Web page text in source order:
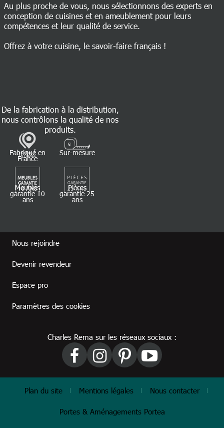
Au plus proche de vous, nous sélectionnons des experts en
conception de cuisines et en ameublement pour leurs
compétences et leur qualité de service.
Offrez à votre cuisine, le savoir-faire français !
De la fabrication à la distribution,
nous contrôlons la qualité de nos
produits.
Fabriqué en
France
Sur-mesure
Meubles
garantie 10
ans
Pièces
garantie 25
ans
Nous rejoindre
Devenir revendeur
Espace pro
Paramètres des cookies
Charles Rema sur les réseaux sociaux :
Plan du site Mentions légales Nous contacter
Portes & Aménagements Portea